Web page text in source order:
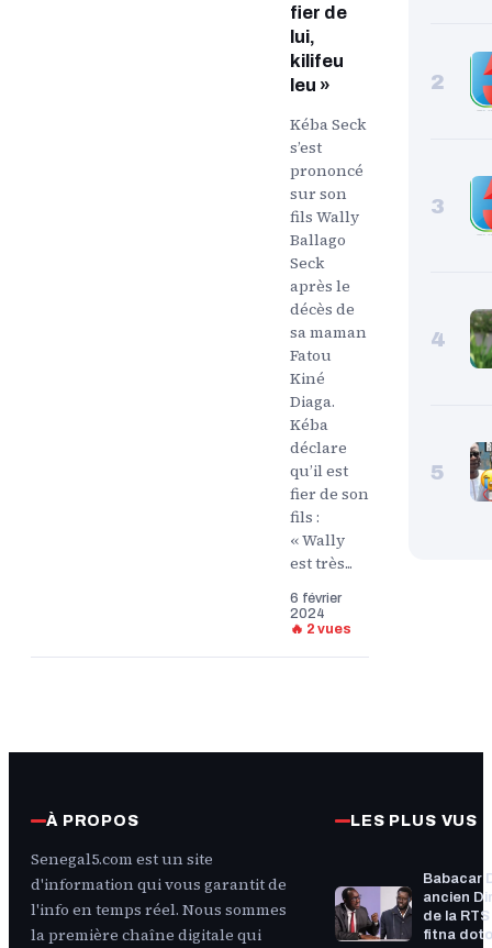
fier de
lui,
kilifeu
leu »
Kéba Seck
s’est
prononcé
sur son
fils Wally
Ballago
Seck
après le
décès de
sa maman
Fatou
Kiné
Diaga.
Kéba
déclare
qu’il est
fier de son
fils :
« Wally
est très...
6 février
2024
🔥 2 vues
2
3
4
5
À PROPOS
Senegal5.com est un site
d'information qui vous garantit de
l'info en temps réel. Nous sommes
la première chaîne digitale qui
LES PLUS VUS
Babacar
ancien
de la RTS
fitna